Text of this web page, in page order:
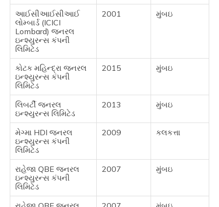
આઈસીઆઈસીઆઈ
લોમ્બાર્ડ (ICICI
Lombard) જનરલ
ઇન્શ્યુરન્સ કંપની
લિમિટેડ
2001 મુંબઇ
કોટક મહિન્દ્રા જનરલ
ઇન્શ્યુરન્સ કંપની
લિમિટેડ
2015 મુંબઇ
લિબર્ટી જનરલ
ઇન્શ્યુરન્સ લિમિટેડ
2013 મુંબઇ
મેગ્મા HDI જનરલ
ઇન્શ્યુરન્સ કંપની
લિમિટેડ
2009 કલકત્તા
રાહેજા QBE જનરલ
ઇન્શ્યુરન્સ કંપની
લિમિટેડ
2007 મુંબઇ